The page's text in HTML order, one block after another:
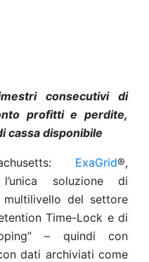
consecutivi di
profitti e perdite,
cassa disponibile
ExaGrid®,
soluzione di
del settore
Time-Lock e di
– quindi con
dati archiviati come